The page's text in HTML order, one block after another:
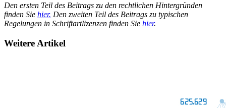
Den ersten Teil des Beitrags zu den rechtlichen Hintergründen
finden Sie hier. Den zweiten Teil des Beitrags zu typischen
Regelungen in Schriftartlizenzen finden Sie hier.
Weitere Artikel